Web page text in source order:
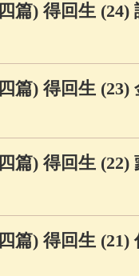
篇) 得回生
篇) 得回生 (23)
篇) 得回生
篇) 得回生